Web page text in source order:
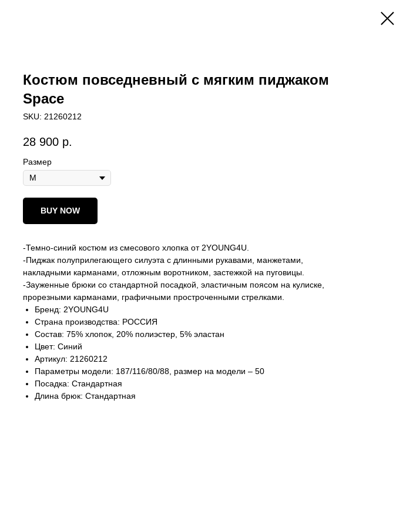
Костюм повседневный с мягким пиджаком
Space
SKU: 21260212
28 900 р.
Размер
BUY NOW
-Темно-синий костюм из смесового хлопка от 2YOUNG4U.
-Пиджак полуприлегающего силуэта с длинными рукавами, манжетами,
накладными карманами, отложным воротником, застежкой на пуговицы.
-Зауженные брюки со стандартной посадкой, эластичным поясом на кулиске,
прорезными карманами, графичными простроченными стрелками.
Бренд: 2YOUNG4U
Страна производства: РОССИЯ
Состав: 75% хлопок, 20% полиэстер, 5% эластан
Цвет: Синий
Артикул: 21260212
Параметры модели: 187/116/80/88, размер на модели – 50
Посадка: Стандартная
Длина брюк: Стандартная